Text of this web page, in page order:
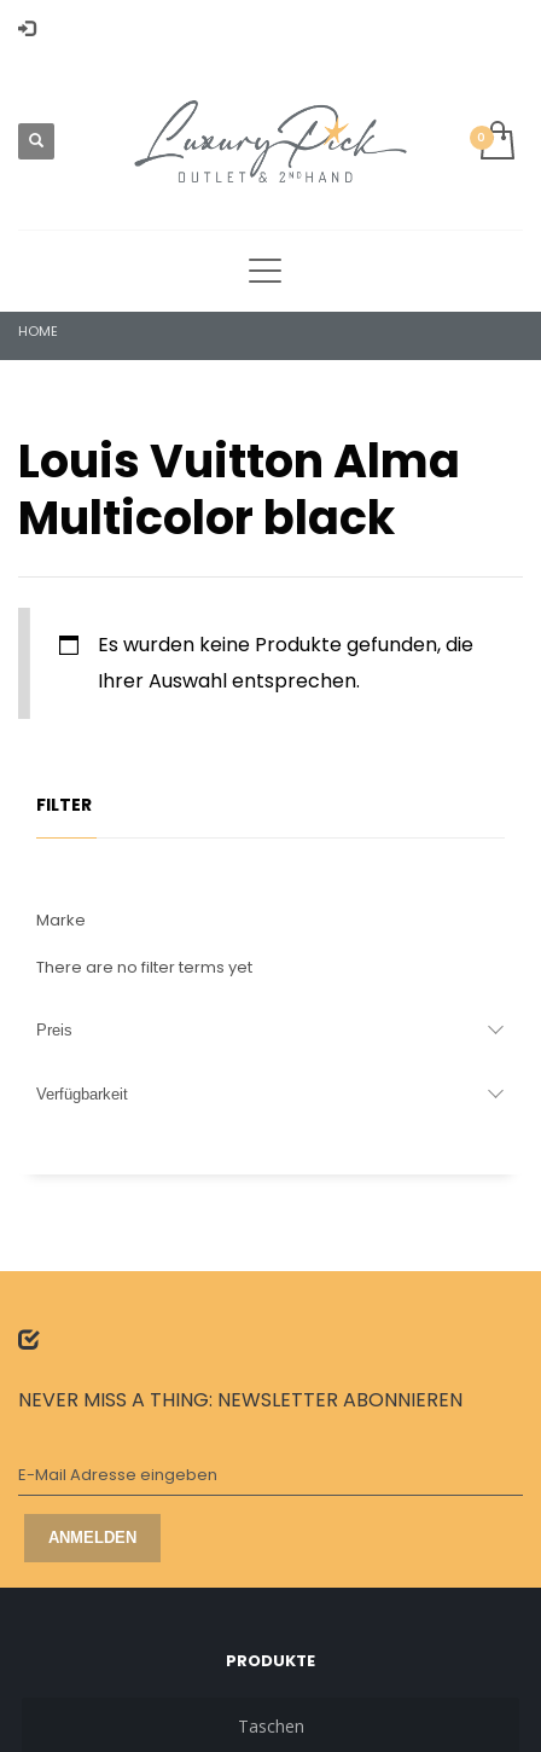
HOME
Louis Vuitton Alma
Multicolor black
Es wurden keine Produkte gefunden, die
Ihrer Auswahl entsprechen.
FILTER
Marke
There are no filter terms yet
Preis
Verfügbarkeit
NEVER MISS A THING: NEWSLETTER ABONNIEREN
E-Mail Adresse eingeben
ANMELDEN
PRODUKTE
Taschen